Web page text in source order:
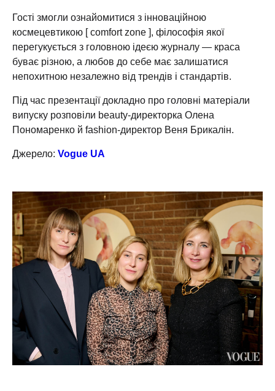
Гості змогли ознайомитися з інноваційною
космецевтикою [ comfort zone ], філософія якої
перегукується з головною ідеєю журналу — краса
буває різною, а любов до себе має залишатися
непохитною незалежно від трендів і стандартів.
Під час презентації докладно про головні матеріали
випуску розповіли beauty-директорка Олена
Пономаренко й fashion-директор Веня Брикалін.
Джерело: Vogue UA